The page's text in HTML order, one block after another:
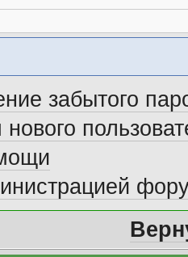
забытого
нового